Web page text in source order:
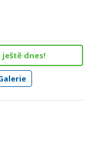
dnes!